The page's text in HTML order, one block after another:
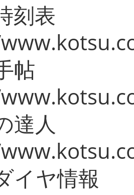
刻表
帖
達人
イヤ情報